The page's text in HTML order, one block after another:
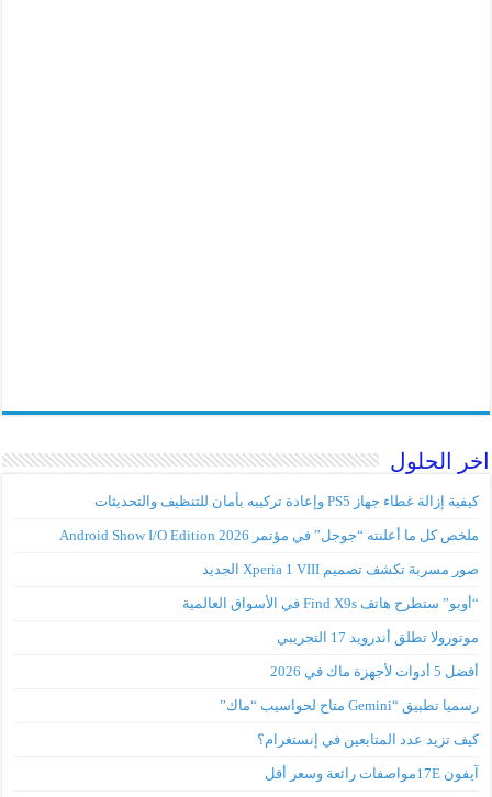
اخر الحلول
كيفية إزالة غطاء جهاز PS5 وإعادة تركيبه بأمان للتنظيف والتحديثات
ملخص كل ما أعلنته “جوجل” في مؤتمر Android Show I/O Edition 2026
صور مسربة تكشف تصميم Xperia 1 VIII الجديد
“أوبو” ستطرح هاتف Find X9s في الأسواق العالمية
موتورولا تطلق أندرويد 17 التجريبي
أفضل 5 أدوات لأجهزة ماك في 2026
رسميا تطبيق “Gemini متاح لحواسيب “ماك”
كيف تزيد عدد المتابعين في إنستغرام؟
آيفون 17Eمواصفات رائعة وسعر أقل